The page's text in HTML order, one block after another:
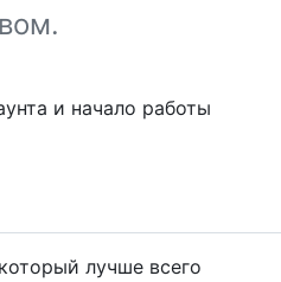
и начало работы
лучше всего